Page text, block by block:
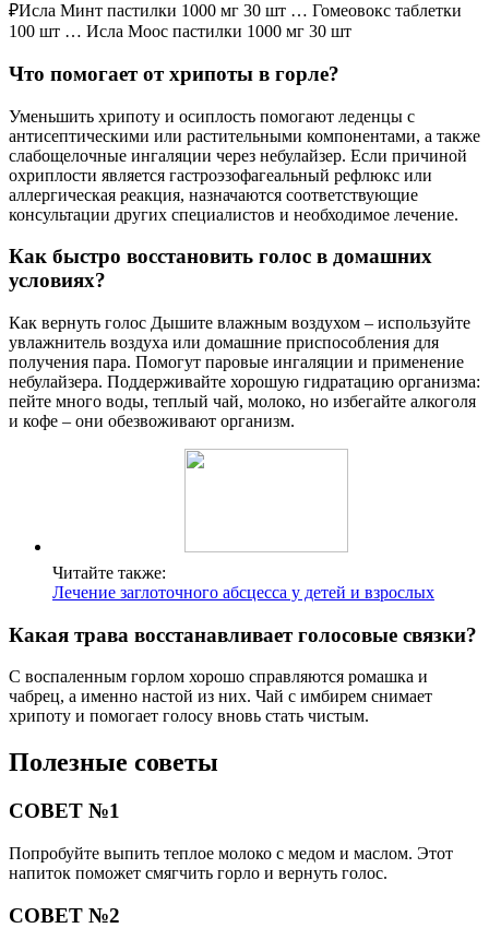
₽Исла Минт пастилки 1000 мг 30 шт … Гомеовокс таблетки
100 шт … Исла Моос пастилки 1000 мг 30 шт
Что помогает от хрипоты в горле?
Уменьшить хрипоту и осиплость помогают леденцы с
антисептическими или растительными компонентами, а также
слабощелочные ингаляции через небулайзер. Если причиной
охриплости является гастроэзофагеальный рефлюкс или
аллергическая реакция, назначаются соответствующие
консультации других специалистов и необходимое лечение.
Как быстро восстановить голос в домашних
условиях?
Как вернуть голос Дышите влажным воздухом – используйте
увлажнитель воздуха или домашние приспособления для
получения пара. Помогут паровые ингаляции и применение
небулайзера. Поддерживайте хорошую гидратацию организма:
пейте много воды, теплый чай, молоко, но избегайте алкоголя
и кофе – они обезвоживают организм.
Читайте также:
Лечение заглоточного абсцесса у детей и взрослых
Какая трава восстанавливает голосовые связки?
С воспаленным горлом хорошо справляются ромашка и
чабрец, а именно настой из них. Чай с имбирем снимает
хрипоту и помогает голосу вновь стать чистым.
Полезные советы
СОВЕТ №1
Попробуйте выпить теплое молоко с медом и маслом. Этот
напиток поможет смягчить горло и вернуть голос.
СОВЕТ №2